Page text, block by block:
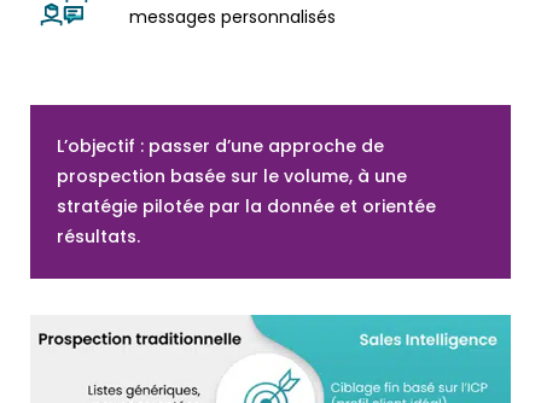
messages personnalisés
L’objectif : passer d’une approche de
prospection basée sur le volume, à une
stratégie pilotée par la donnée et orientée
résultats.